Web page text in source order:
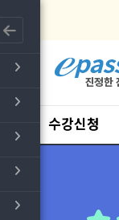
수강신청